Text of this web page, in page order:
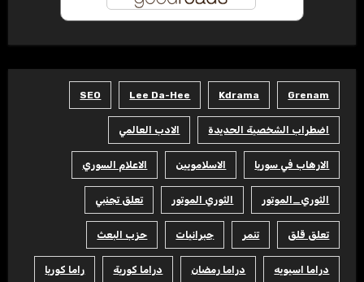
Grenam
Kdrama
Lee Da-Hee
SEO
اضطراب الشخصية الحديدة الادب العالمي
الارهاب في سوريا الاسلامويين الاعلام السوري
الثوري_الموتور الثوري الموتور تعلق تجنبي
تعلق قلق تنمر جبرانيات حزب البعث
دراما اسيويه دراما رمضان دراما كورية راما كوريا